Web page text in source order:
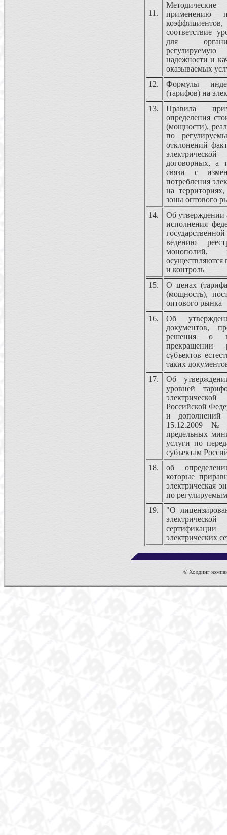
11.
применению
соответствие
для
надежности и
оказываемых
12.
Формулы
(тарифов) на
13.
Правила
определения
(мощности),
по
отклонений
договорных, а
связи с
потребления
на
зоны оптового
14.
Об утверждении
исполнения
ведению
монополий,
осуществляются
и контроль
15.
О ценах
(мощность),
оптового рынка
16.
Об
документов,
решения о
прекращении
субъектов
таких
17.
Об
уровней
Российской
и
15.12.2009 №
предельных
услуги по
субъектам
18.
об
которые
электрическая
по
19.
"О
электрических
© Холдинг